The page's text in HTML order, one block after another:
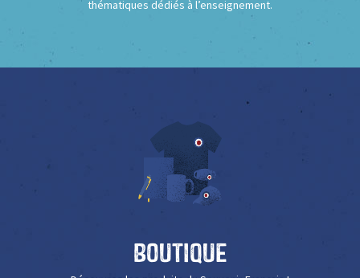
thématiques dédiés à l’enseignement.
Boutique